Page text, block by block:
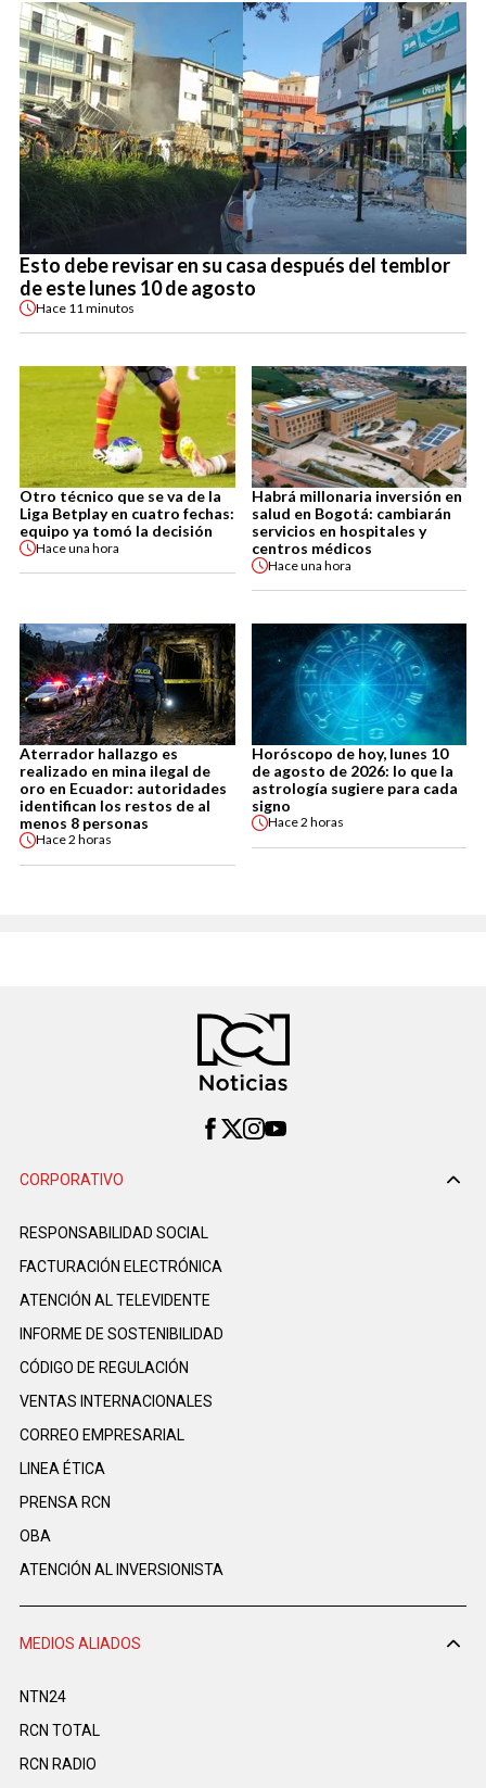
Esto debe revisar en su casa después del temblor
de este lunes 10 de agosto
Hace 11 minutos
Otro técnico que se va de la
Liga Betplay en cuatro fechas:
equipo ya tomó la decisión
Haceuna hora
Habrá millonaria inversión en
salud en Bogotá: cambiarán
servicios en hospitales y
centros médicos
Haceuna hora
Aterrador hallazgo es
realizado en mina ilegal de
oro en Ecuador: autoridades
identifican los restos de al
menos 8 personas
Hace2 horas
Horóscopo de hoy, lunes 10
de agosto de 2026: lo que la
astrología sugiere para cada
signo
Hace2 horas
CORPORATIVO
RESPONSABILIDAD SOCIAL
FACTURACIÓN ELECTRÓNICA
ATENCIÓN AL TELEVIDENTE
INFORME DE SOSTENIBILIDAD
CÓDIGO DE REGULACIÓN
VENTAS INTERNACIONALES
CORREO EMPRESARIAL
LINEA ÉTICA
PRENSA RCN
OBA
ATENCIÓN AL INVERSIONISTA
MEDIOS ALIADOS
NTN24
RCN TOTAL
RCN RADIO